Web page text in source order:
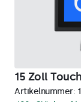
15 Zoll
Artikelnummer: